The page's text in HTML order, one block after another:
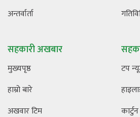
अन्तर्वार्ता
सहकारी अखबार
मुख्यपृष्ठ
हाम्रो बारे
अखवार टिम
टप